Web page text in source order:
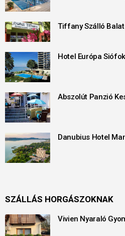
Tiffany Szálló
Hotel Európa Siófok
Abszolút Panzió
Danubius Hotel
SZÁLLÁS HORGÁSZOKNAK
Vivien Nyaraló